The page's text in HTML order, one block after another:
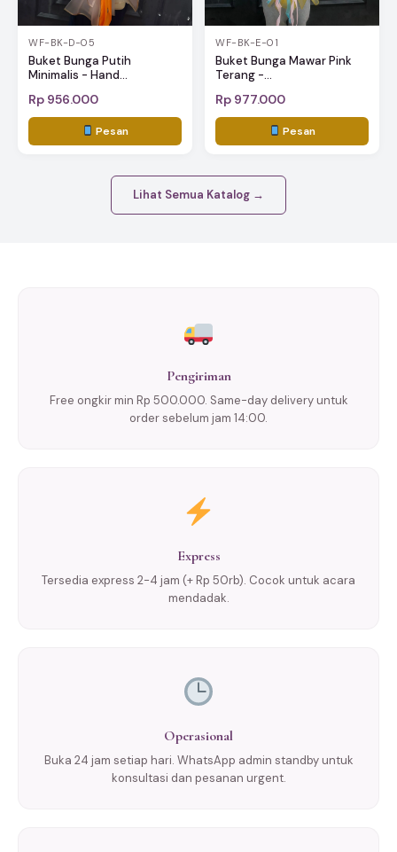
WF-BK-D-05
Buket Bunga Putih
Minimalis - Hand...
Rp 956.000
Pesan
WF-BK-E-01
Buket Bunga Mawar Pink
Terang -...
Rp 977.000
Pesan
Lihat Semua Katalog →
Pengiriman
Free ongkir min Rp 500.000. Same-day delivery untuk
order sebelum jam 14:00.
Express
Tersedia express 2-4 jam (+ Rp 50rb). Cocok untuk acara
mendadak.
Operasional
Buka 24 jam setiap hari. WhatsApp admin standby untuk
konsultasi dan pesanan urgent.